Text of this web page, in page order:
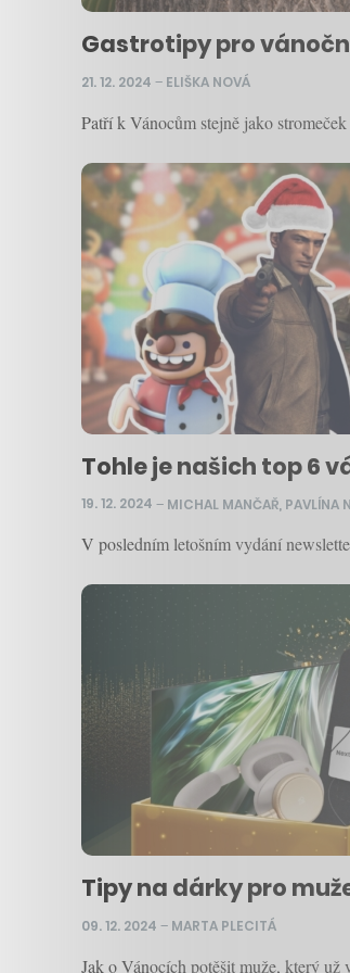
Gastrotipy pro
21. 12. 2024 – ELIŠKA NOVÁ
Patří k Vánocům stejně jako
Tohle je našich top 6
19. 12. 2024 – MICHAL MANČAŘ, PAVLÍNA
V posledním letošním vydání
Tipy na dárky pro
09. 12. 2024 – MARTA PLECITÁ
Jak o Vánocích potěšit muže, který